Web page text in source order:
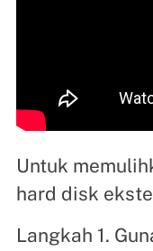
Untuk
hard disk
Langkah 1.